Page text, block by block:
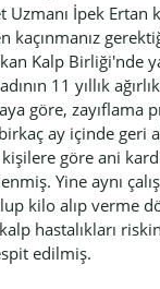
İpek Ertan
kaçınmanız
Kalp Birliği'nde
11 yıllık
göre, zayıflama
ay içinde geri
göre ani
Yine aynı
kilo alıp verme
hastalıkları
edilmiş.